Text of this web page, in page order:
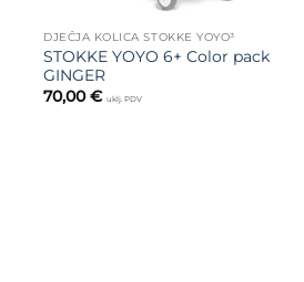
DJEČJA KOLICA STOKKE YOYO³
STOKKE YOYO 6+ Color pack
GINGER
70,00€ uklj. PDV